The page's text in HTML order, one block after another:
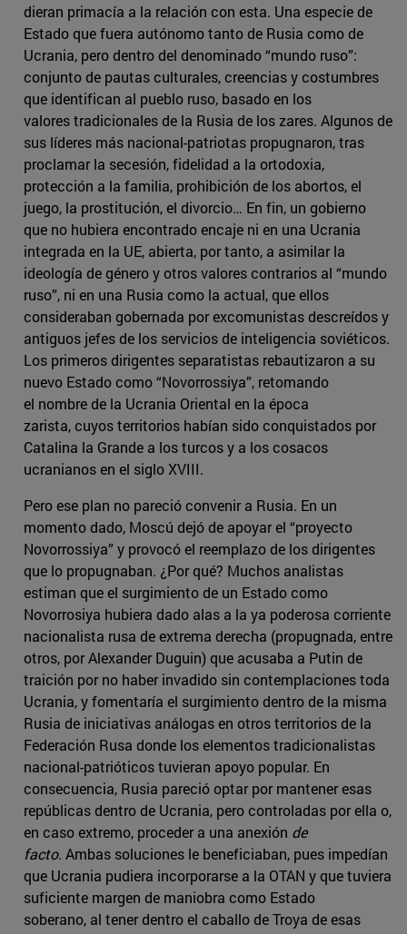
dieran primacía a la relación con esta. Una especie de
Estado que fuera autónomo tanto de Rusia como de
Ucrania, pero dentro del denominado “mundo ruso”:
conjunto de pautas culturales, creencias y costumbres
que identifican al pueblo ruso, basado en los
valores tradicionales de la Rusia de los zares. Algunos de
sus líderes más nacional-patriotas propugnaron, tras
proclamar la secesión, fidelidad a la ortodoxia,
protección a la familia, prohibición de los abortos, el
juego, la prostitución, el divorcio… En fin, un gobierno
que no hubiera encontrado encaje ni en una Ucrania
integrada en la UE, abierta, por tanto, a asimilar la
ideología de género y otros valores contrarios al “mundo
ruso”, ni en una Rusia como la actual, que ellos
consideraban gobernada por excomunistas descreídos y
antiguos jefes de los servicios de inteligencia soviéticos.
Los primeros dirigentes separatistas rebautizaron a su
nuevo Estado como “Novorrossiya”, retomando
el nombre de la Ucrania Oriental en la época
zarista, cuyos territorios habían sido conquistados por
Catalina la Grande a los turcos y a los cosacos
ucranianos en el siglo XVIII.
Pero ese plan no pareció convenir a Rusia. En un
momento dado, Moscú dejó de apoyar el “proyecto
Novorrossiya” y provocó el reemplazo de los dirigentes
que lo propugnaban. ¿Por qué? Muchos analistas
estiman que el surgimiento de un Estado como
Novorrosiya hubiera dado alas a la ya poderosa corriente
nacionalista rusa de extrema derecha (propugnada, entre
otros, por Alexander Duguin) que acusaba a Putin de
traición por no haber invadido sin contemplaciones toda
Ucrania, y fomentaría el surgimiento dentro de la misma
Rusia de iniciativas análogas en otros territorios de la
Federación Rusa donde los elementos tradicionalistas
nacional-patrióticos tuvieran apoyo popular. En
consecuencia, Rusia pareció optar por mantener esas
repúblicas dentro de Ucrania, pero controladas por ella o,
en caso extremo, proceder a una anexión de
facto. Ambas soluciones le beneficiaban, pues impedían
que Ucrania pudiera incorporarse a la OTAN y que tuviera
suficiente margen de maniobra como Estado
soberano, al tener dentro el caballo de Troya de esas